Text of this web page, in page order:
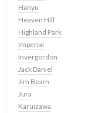
Hanyu
Heaven Hill
Highland Park
Imperial
Invergordon
Jack Daniel
Jim Beam
Jura
Karuizawa